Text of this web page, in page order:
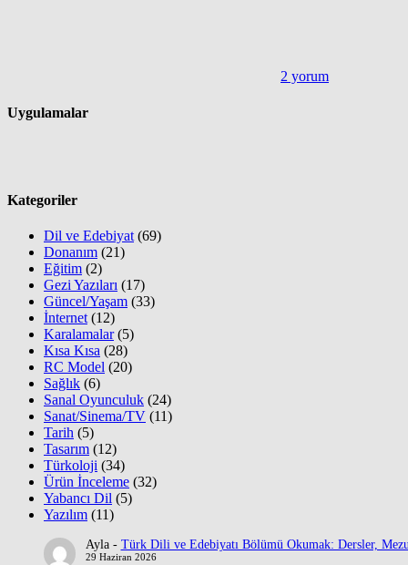
2 yorum
Uygulamalar
Kategoriler
Dil ve Edebiyat(69)
Donanım (21)
Eğitim (2)
Gezi Yazıları (17)
Güncel/Yaşam (33)
İnternet(12)
Karalamalar(5)
Kısa Kısa (28)
RC Model (20)
Sağlık (6)
Sanal Oyunculuk (24)
Sanat/Sinema/TV (11)
Tarih (5)
Tasarım (12)
Türkoloji (34)
Ürün İnceleme (32)
Yabancı Dil (5)
Yazılım (11)
Ayla- Türk Dili ve Edebiyatı Bölümü Okumak: Dersler,
29 Haziran 2026